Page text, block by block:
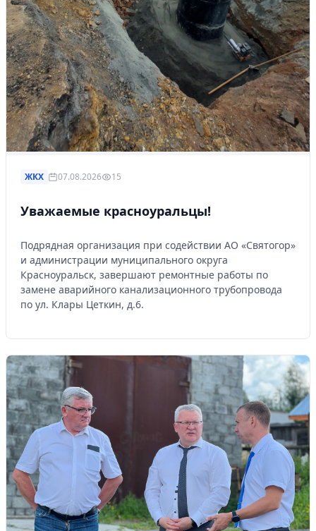
ЖКХ 07.08.2026 15
Уважаемые красноуральцы!
Подрядная организация при содействии АО «Святогор»
и администрации муниципального округа
Красноуральск, завершают ремонтные работы по
замене аварийного канализационного трубопровода
по ул. Клары Цеткин, д.6.